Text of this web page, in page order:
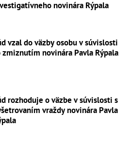
novinára Rýpala
vzal do väzby osobu v súvislosti
zmiznutím novinára Pavla Rýpala
rozhoduje o väzbe v súvislosti s
vraždy novinára Pavla